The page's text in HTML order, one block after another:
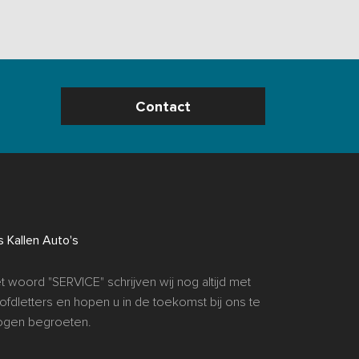
Contact
Kallen Auto's
woord "SERVICE" schrijven wij nog altijd met
en hopen u in de toekomst bij ons te
begroeten.